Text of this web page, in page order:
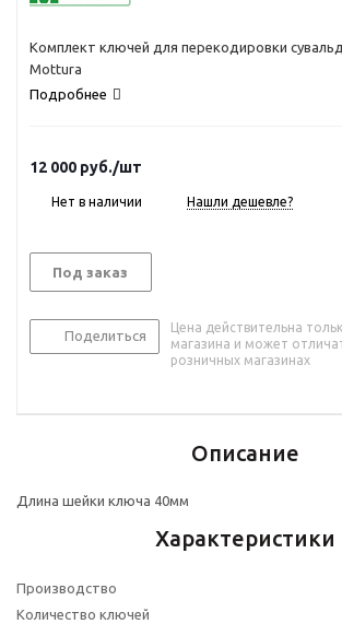
Комплект ключей для перекодировки
Mottura
Подробнее
12 000 руб./шт
Нет в наличии Нашли дешевле?
Под заказ
Поделиться
Цена действительна
магазина и может
розничных магазинах
Описание
Длина шейки ключа 40мм
Характеристики
Производство
Количество ключей